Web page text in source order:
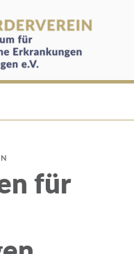
TÜBINGEN
für